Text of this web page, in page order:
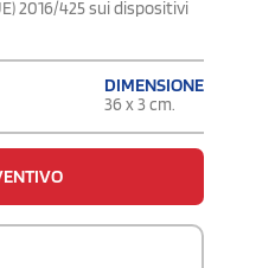
2016/425 sui dispositivi
DIMENSIONE
36 x 3 cm.